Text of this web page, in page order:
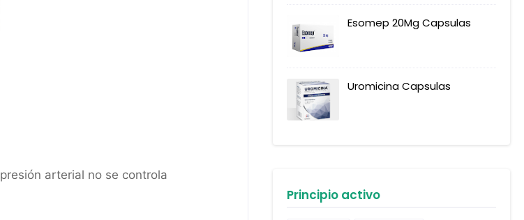
arterial no se controla
Esomep 20Mg Capsulas
Uromicina Capsulas
Principio activo